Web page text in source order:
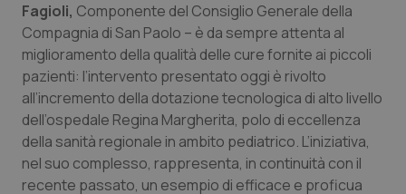
Fagioli, Componente del Consiglio Generale della
Compagnia di San Paolo – è da sempre attenta al
miglioramento della qualità delle cure fornite ai piccoli
pazienti: l’intervento presentato oggi è rivolto
all’incremento della dotazione tecnologica di alto livello
dell’ospedale Regina Margherita, polo di eccellenza
della sanità regionale in ambito pediatrico. L’iniziativa,
nel suo complesso, rappresenta, in continuità con il
recente passato, un esempio di efficace e proficua